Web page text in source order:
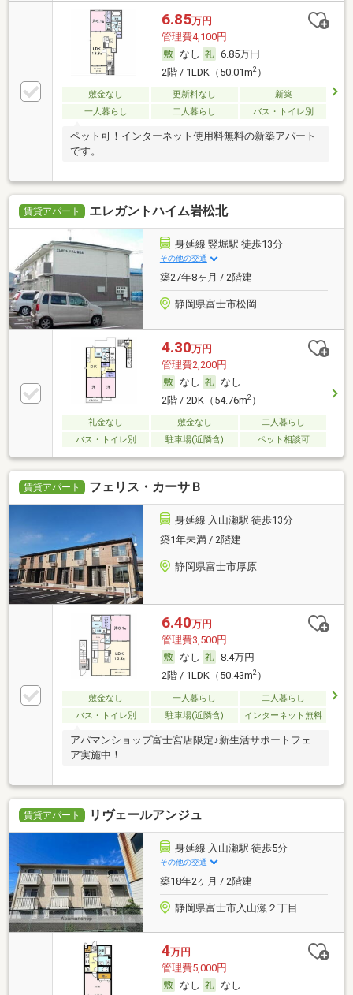
6.85万円
管理費4,100円
なし
6.85万円
2階 / 1LDK（50.01m2）
敷金なし 更新料なし
新築
一人暮らし
二人暮らし バス・トイレ別
ペット可！インターネット使用料無料の新築アパート
です。
賃貸アパート エレガントハイム岩松北
身延線 竪堀駅 徒歩13分
その他の交通
築27年8ヶ月 / 2階建
静岡県富士市松岡
4.30万円
管理費2,200円
なし
なし
2階 / 2DK（54.76m2）
礼金なし 敷金なし
二人暮らし
バス・トイレ別
駐車場(近隣含) ペット相談可
賃貸アパート フェリス・カーサＢ
身延線 入山瀬駅 徒歩13分
築1年未満 / 2階建
静岡県富士市厚原
6.40万円
管理費3,500円
なし
8.4万円
2階 / 1LDK（50.43m2）
敷金なし 一人暮らし
二人暮らし
バス・トイレ別
駐車場(近隣含) インターネット無料
アパマンショップ富士宮店限定♪新生活サポートフェ
ア実施中！
賃貸アパート リヴェールアンジュ
身延線 入山瀬駅 徒歩5分
その他の交通
築18年2ヶ月 / 2階建
静岡県富士市入山瀬２丁目
4万円
管理費5,000円
なし
なし